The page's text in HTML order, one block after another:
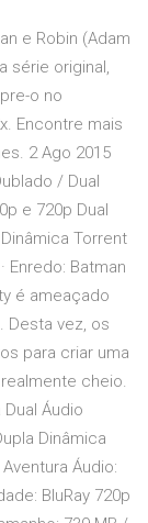
e Robin (Adam
série original,
o no
Encontre mais
2 Ago 2015
/ Dual
e 720p Dual
Torrent
Enredo: Batman
é ameaçado
Desta vez, os
para criar uma
cheio.
Áudio
Dinâmica
Áudio:
BluRay 720p